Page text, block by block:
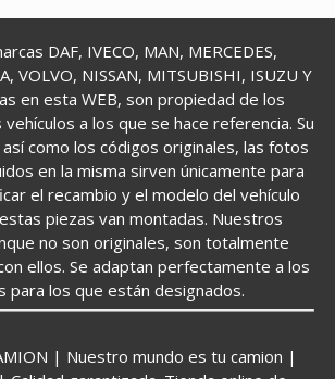
DAF, IVECO, MAN, MERCEDES,
VOLVO, NISSAN, MITSUBISHI, ISUZU Y
en esta WEB, son propiedad de los
a los que se hace referencia. Su
como los códigos originales, las fotos
en la misma sirven únicamente para
el recambio y el modelo del vehículo
piezas van montadas. Nuestros
no son originales, son totalmente
ellos. Se adaptan perfectamente a los
para los que están designados.
| Nuestro mundo es tu camion |